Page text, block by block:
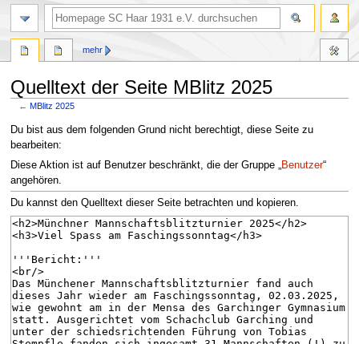
Quelltext der Seite MBlitz 2025
←MBlitz 2025
Zur
Navigation
springen
Zur
Suche
springen
Du bist aus dem folgenden Grund nicht berechtigt, diese Seite zu
bearbeiten:
Diese Aktion ist auf Benutzer beschränkt, die der Gruppe „Benutzer“
angehören.
Du kannst den Quelltext dieser Seite betrachten und kopieren.
mehr
Suche